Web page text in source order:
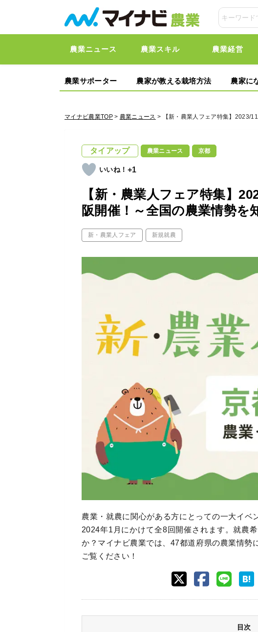
農業ニュース 農業スキル 農業経営
農業サポーター 農家が教える栽培方法 農家に
マイナビ農業TOP> 農業ニュース > 【新・農業人フェア特集】2023/
タイアップ 農業ニュース 京都
+1
【新・農業人フェア特集】
阪開催！～全国の農業情勢を
新・農業人フェア 新規就農
農業・就農に関心がある方にとっての一大イベ
2024年1月にかけて全8回開催されます。就農
か？マイナビ農業では、47都道府県の農業情勢
ご覧ください！
目次